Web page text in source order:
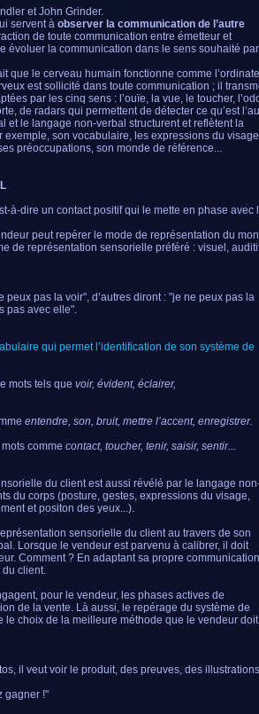
et John Grinder.
servent à observer la communication de l’autre
de toute communication entre émetteur et
évoluer la communication dans le sens souhaité
que le cerveau humain fonctionne comme
est sollicité dans toute communication ; il
par les cinq sens : l’ouïe, la vue, le toucher,
de radars qui permettent de détecter ce qu’est
et le langage non-verbal structurent et reflètent la
son vocabulaire, les expressions du
préoccupations, son monde de référence...
à-dire un contact positif qui le mette en phase avec
peut repérer le mode de représentation du
de représentation sensorielle préféré : visuel,
pas la voir", d’autres diront : "je ne peux pas la
pas avec elle".
qui permet l’identification de son système de
mots tels que voir, évident, éclairer,
entendre, son, bruit, mettre l’accent, enregistrer.
comme contact, toucher, tenir, saisir, sentir...
du client est aussi révélé par le langage
du corps (posture, gestes, expressions du visage,
et positon des yeux...).
sensorielle du client au travers de son
Lorsque le vendeur est parvenu à calibrer, il doit
Comment ? En adaptant sa propre communication
client.
pour le vendeur, les phases actives de
de la vente. Là aussi, le repérage du système de
choix de la meilleure méthode que le vendeur doit
il veut voir le produit, des preuves, des
gagner !"